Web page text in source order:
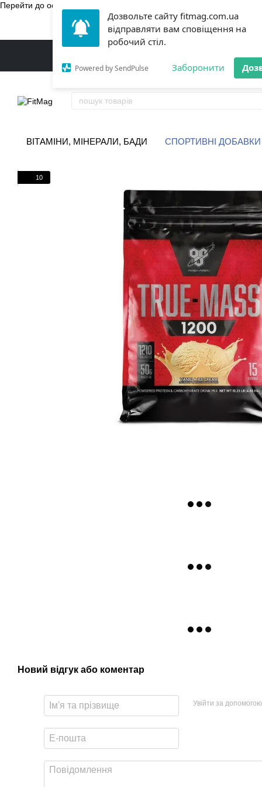
Дозвольте сайту fitmag.com.ua
відправляти вам сповіщення на
робочий стіл.
Powered by SendPulse Заборонити
Перейти до основного контенту
ВІТАМІНИ, МІНЕРАЛИ, БАДИ СПОРТИВНІ ДОБАВКИ
10
Новий відгук або коментар
Увійти за допомогою